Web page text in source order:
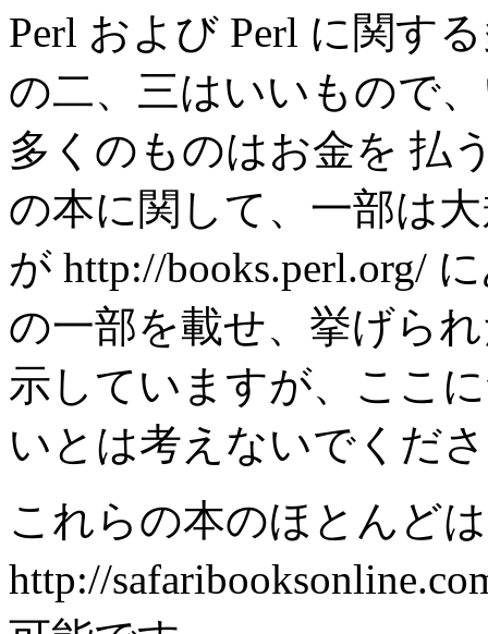
Perl および Perl に関す
の二、三はいいもので
多くのものはお金を 払
の本に関して、一部は
が http://books.perl.org/
の一部を載せ、挙げら
示していますが、ここ
いとは考えないでくだ
これらの本のほとんどは
http://